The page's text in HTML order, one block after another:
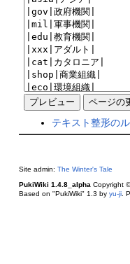
テキスト整形の
Site admin: The Winter's Tale
PukiWiki 1.4.8_alpha Copyright
Based on "PukiWiki" 1.3 by yu-ji.